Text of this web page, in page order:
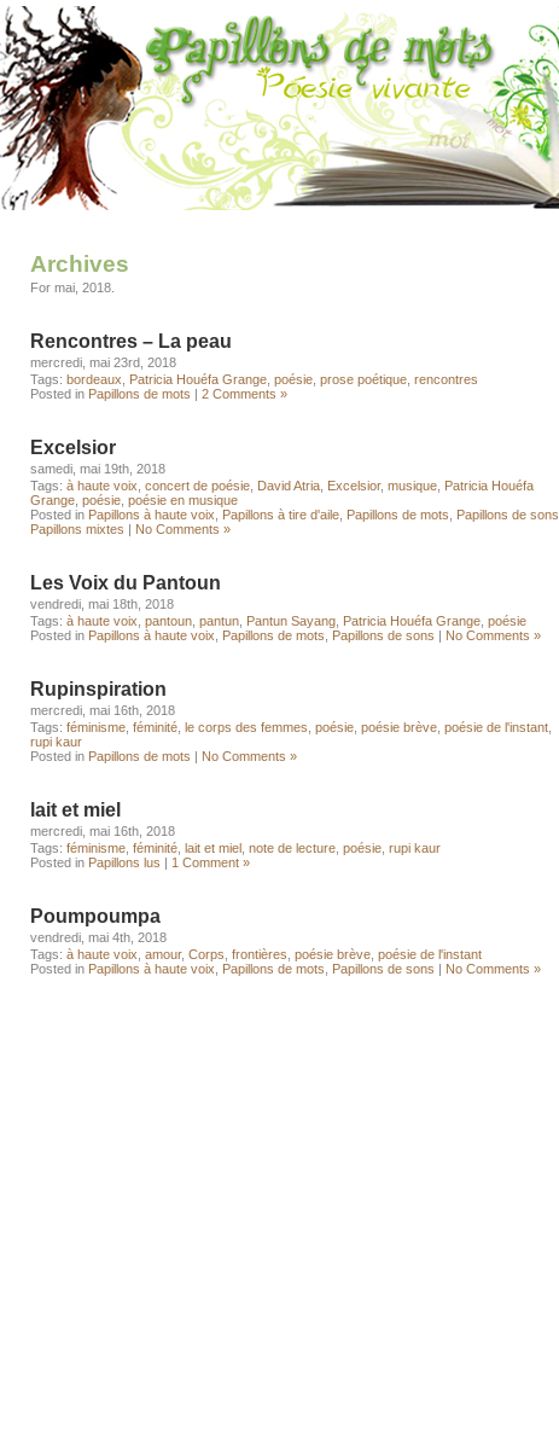
Archives
For mai, 2018.
Rencontres – La peau
mercredi, mai 23rd, 2018
Tags: bordeaux Patricia Houéfa Grange poésie prose poétique rencontres
Posted in Papillons de mots | 2 Comments »
Excelsior
samedi, mai 19th, 2018
Tags: à haute voix concert de poésie David Atria Excelsior, musique Patricia Houéfa
Grange poésie poésie en musique
Posted in Papillons à haute voix Papillons à tire d'aile Papillons de mots Papillons de sons
Papillons mixtes | No Comments »
Les Voix du Pantoun
vendredi, mai 18th, 2018
Tags: à haute voix pantoun pantun Pantun Sayang Patricia Houéfa Grange poésie
Posted in Papillons à haute voix Papillons de mots Papillons de sons | No Comments »
Rupinspiration
mercredi, mai 16th, 2018
Tags: féminisme féminité le corps des femmes poésie poésie brève poésie de l'instant
rupi kaur
Posted in Papillons de mots | No Comments »
lait et miel
mercredi, mai 16th, 2018
Tags: féminisme féminité lait et miel note de lecture poésie rupi kaur
Posted in Papillons lus | 1 Comment »
Poumpoumpa
vendredi, mai 4th, 2018
Tags: à haute voix amour, Corps frontières poésie brève poésie de l'instant
Posted in Papillons à haute voix Papillons de mots Papillons de sons | No Comments »